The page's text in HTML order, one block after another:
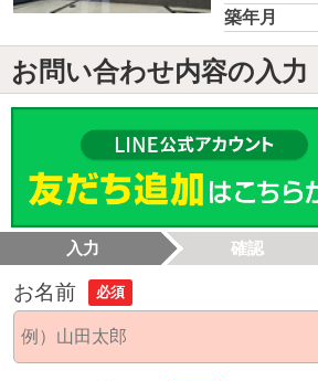
築年月
お問い合わせ内容の入力
入力 確認
お名前 必須